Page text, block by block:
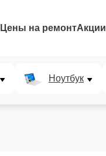
Цены на ремонтАкции
Ноутбук